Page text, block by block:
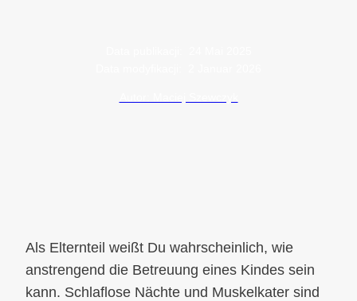
Als Elternteil weißt Du wahrscheinlich, wie
anstrengend die Betreuung eines Kindes sein
kann. Schlaflose Nächte und Muskelkater sind